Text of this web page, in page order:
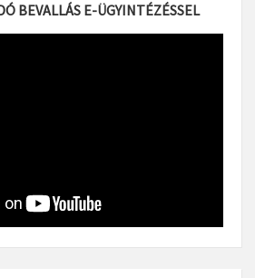
BEVALLÁS E-ÜGYINTÉZÉSSEL